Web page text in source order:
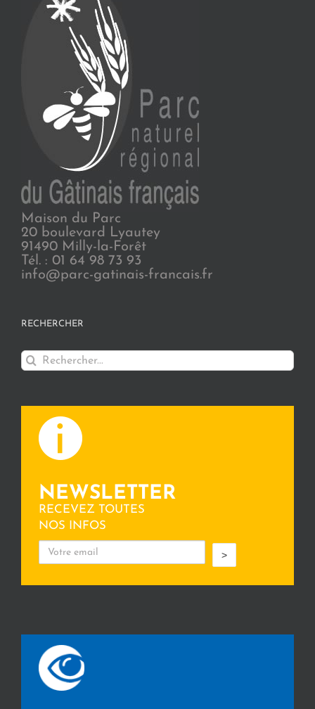
Maison du Parc
20 boulevard Lyautey
91490 Milly-la-Forêt
Tél. : 01 64 98 73 93
info@parc-gatinais-francais.fr
RECHERCHER
Rechercher:
NEWSLETTER
RECEVEZ TOUTES
NOS INFOS
>